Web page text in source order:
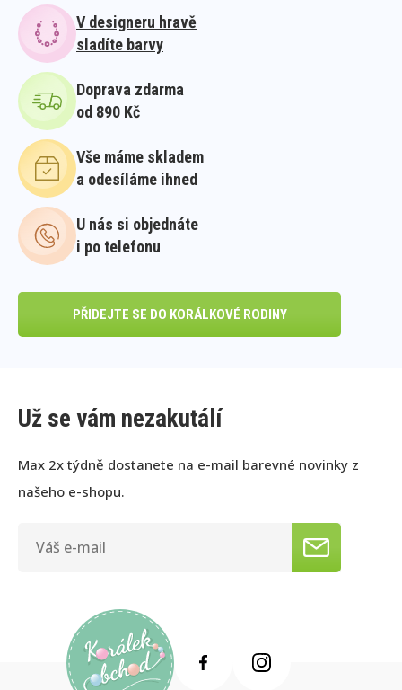
V designeru hravě
sladíte barvy
Doprava zdarma
od 890 Kč
Vše máme skladem
a odesíláme ihned
U nás si objednáte
i po telefonu
PŘIDEJTE SE DO KORÁLKOVÉ RODINY
Už se vám nezakutálí
Max 2x týdně dostanete na e-mail barevné novinky z
našeho e-shopu.